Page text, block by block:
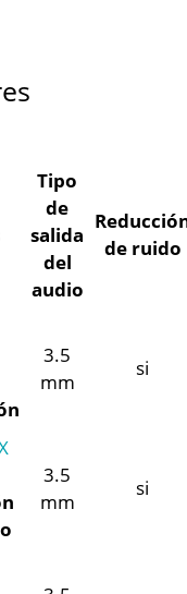
Tipo
de
salida
del
audio
de ruido
3.5
mm
si
3.5
mm
si